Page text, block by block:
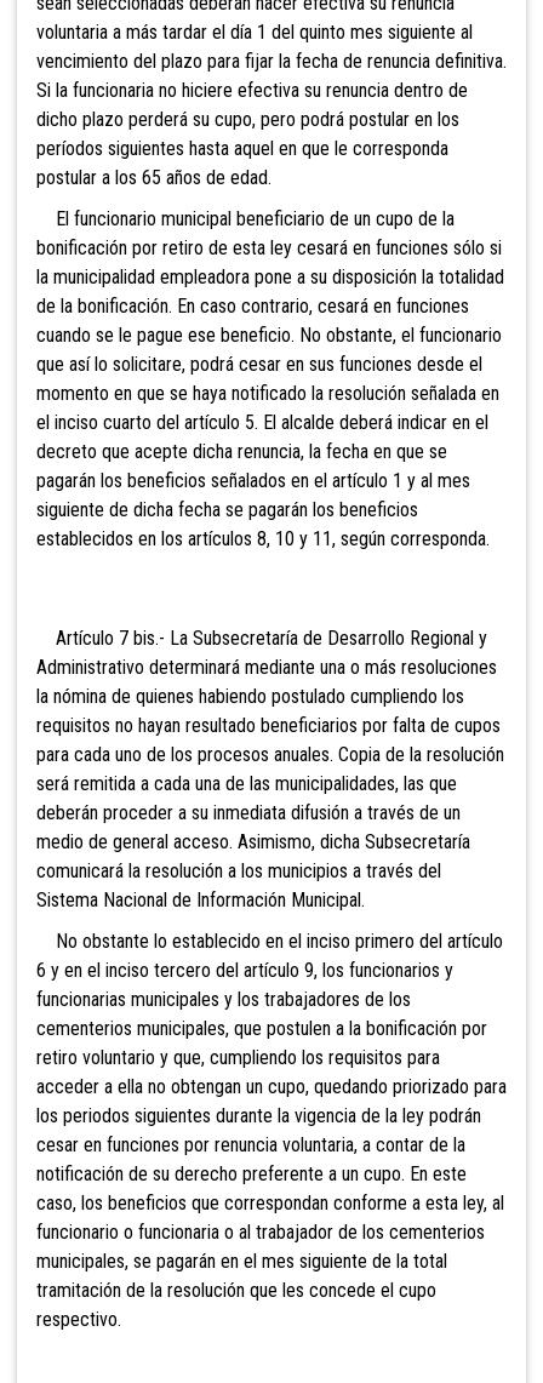
voluntaria a más tardar el día 1 del quinto mes siguiente al
vencimiento del plazo para fijar la fecha de renuncia definitiva.
Si la funcionaria no hiciere efectiva su renuncia dentro de
dicho plazo perderá su cupo, pero podrá postular en los
períodos siguientes hasta aquel en que le corresponda
postular a los 65 años de edad.
El funcionario municipal beneficiario de un cupo de la
bonificación por retiro de esta ley cesará en funciones sólo si
la municipalidad empleadora pone a su disposición la totalidad
de la bonificación. En caso contrario, cesará en funciones
cuando se le pague ese beneficio. No obstante, el funcionario
que así lo solicitare, podrá cesar en sus funciones desde el
momento en que se haya notificado la resolución señalada en
el inciso cuarto del artículo 5. El alcalde deberá indicar en el
decreto que acepte dicha renuncia, la fecha en que se
pagarán los beneficios señalados en el artículo 1 y al mes
siguiente de dicha fecha se pagarán los beneficios
establecidos en los artículos 8, 10 y 11, según corresponda.
Artículo 7 bis.- La Subsecretaría de Desarrollo Regional y
Administrativo determinará mediante una o más resoluciones
la nómina de quienes habiendo postulado cumpliendo los
requisitos no hayan resultado beneficiarios por falta de cupos
para cada uno de los procesos anuales. Copia de la resolución
será remitida a cada una de las municipalidades, las que
deberán proceder a su inmediata difusión a través de un
medio de general acceso. Asimismo, dicha Subsecretaría
comunicará la resolución a los municipios a través del
Sistema Nacional de Información Municipal.
No obstante lo establecido en el inciso primero del artículo
6 y en el inciso tercero del artículo 9, los funcionarios y
funcionarias municipales y los trabajadores de los
cementerios municipales, que postulen a la bonificación por
retiro voluntario y que, cumpliendo los requisitos para
acceder a ella no obtengan un cupo, quedando priorizado para
los periodos siguientes durante la vigencia de la ley podrán
cesar en funciones por renuncia voluntaria, a contar de la
notificación de su derecho preferente a un cupo. En este
caso, los beneficios que correspondan conforme a esta ley, al
funcionario o funcionaria o al trabajador de los cementerios
municipales, se pagarán en el mes siguiente de la total
tramitación de la resolución que les concede el cupo
respectivo.